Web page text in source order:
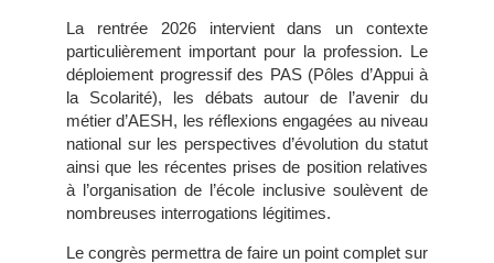
La rentrée 2026 intervient dans un contexte
particulièrement important pour la profession. Le
déploiement progressif des PAS (Pôles d’Appui à
la Scolarité), les débats autour de l’avenir du
métier d’AESH, les réflexions engagées au niveau
national sur les perspectives d’évolution du statut
ainsi que les récentes prises de position relatives
à l’organisation de l’école inclusive soulèvent de
nombreuses interrogations légitimes.
Le congrès permettra de faire un point complet sur